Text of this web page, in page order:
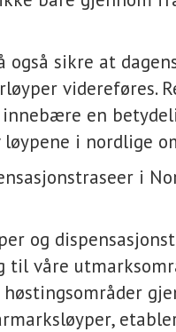
sikre at
videreføres.
en
i nordlige
i
og
våre